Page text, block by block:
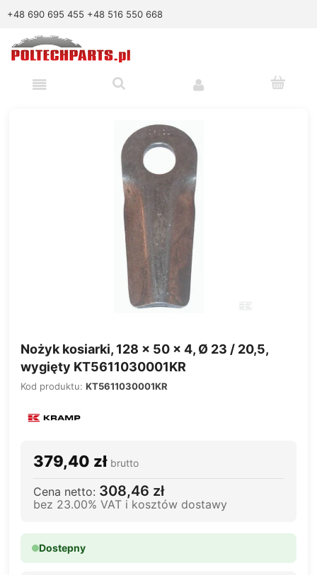
+48 690 695 455 +48 516 550 668
Nożyk kosiarki, 128 x 50 x 4, Ø 23 / 20,5,
wygięty KT5611030001KR
Kod produktu: KT5611030001KR
379,40 zł brutto
Cena netto: 308,46 zł
bez 23.00% VAT i kosztów dostawy
Dostepny